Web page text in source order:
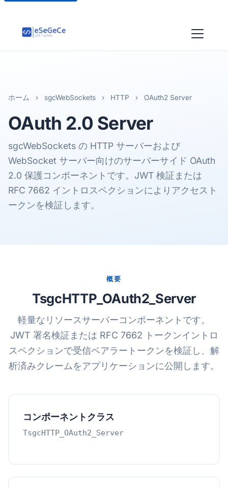
ホーム › sgcWebSockets › HTTP › OAuth2 Server
OAuth 2.0 Server
sgcWebSockets の HTTP サーバーおよび
WebSocket サーバー向けのサーバーサイド OAuth
2.0 保護コンポーネントです。JWT 検証または
RFC 7662 イントロスペクションによりアクセスト
ークンを検証します。
概要
TsgcHTTP_OAuth2_Server
軽量なリソースサーバーコンポーネントです。
JWT 署名検証または RFC 7662 トークンイントロ
スペクションで受信ベアラートークンを検証し、解
析済みクレームをアプリケーションに公開します。
コンポーネントクラス
TsgcHTTP_OAuth2_Server